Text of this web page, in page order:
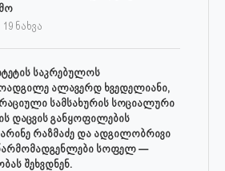
19 ნახვა
საკრებულოს
ალავერდ ხვედელიანი,
სამსახურის სოციალური
დაცვის განყოფილების
რაზმაძე და ადგილობრივი
სოფელ —
შეხვდნენ.